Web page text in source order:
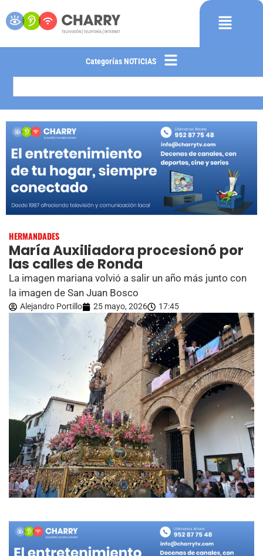
Categorías NOTICIAS
HERMANDADES
María Auxiliadora procesionó por
las calles de Ronda
La imagen mariana volvió a salir un año más junto con
la imagen de San Juan Bosco
Alejandro Portillo 25 mayo, 2026 17:45